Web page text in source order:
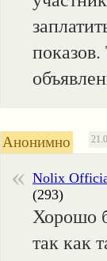
показов.
Анонимно
Nolix
(293)
Хорошо
так как